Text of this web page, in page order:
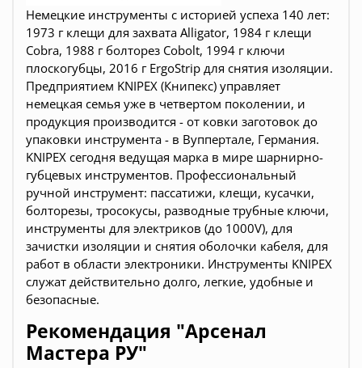
Немецкие инструменты c историей успеха 140 лет:
1973 г клещи для захвата Alligator, 1984 г клещи
Cobra, 1988 г болторез Cobolt, 1994 г ключи
плоскогубцы, 2016 г ErgoStrip для снятия изоляции.
Предприятием KNIPEX (Книпекс) управляет
немецкая семья уже в четвертом поколении, и
продукция производится - от ковки заготовок до
упаковки инструмента - в Вуппертале, Германия.
KNIPEX сегодня ведущая марка в мире шарнирно-
губцевых инструментов. Профессиональный
ручной инструмент: пассатижи, клещи, кусачки,
болторезы, тросокусы, разводные трубные ключи,
инструменты для электриков (до 1000V), для
зачистки изоляции и снятия оболочки кабеля, для
работ в области электроники. Инструменты KNIPEX
служат действительно долго, легкие, удобные и
безопасные.
Рекомендация "Арсенал
Мастера РУ"